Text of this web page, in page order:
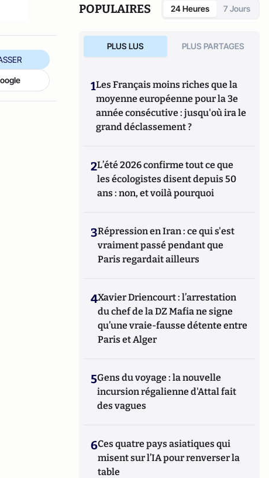
POPULAIRES 24 Heures 7 Jours
PLUS LUS PLUS PARTAGES
1Les Français moins riches que la
moyenne européenne pour la 3e
année consécutive : jusqu'où ira le
grand déclassement ?
2L’été 2026 confirme tout ce que
les écologistes disent depuis 50
ans : non, et voilà pourquoi
3Répression en Iran : ce qui s'est
vraiment passé pendant que
Paris regardait ailleurs
4Xavier Driencourt : l’arrestation
du chef de la DZ Mafia ne signe
qu’une vraie-fausse détente entre
Paris et Alger
5Gens du voyage : la nouvelle
incursion régalienne d'Attal fait
des vagues
6Ces quatre pays asiatiques qui
misent sur l’IA pour renverser la
table